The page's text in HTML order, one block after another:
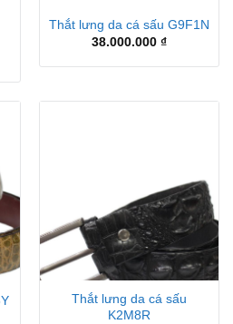
Thắt lưng da cá sấu G9F1N
38.000.000 ₫
Thắt lưng da cá sấu
K2M8R